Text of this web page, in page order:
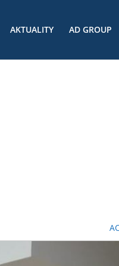
AKTUALITY AD GROUP